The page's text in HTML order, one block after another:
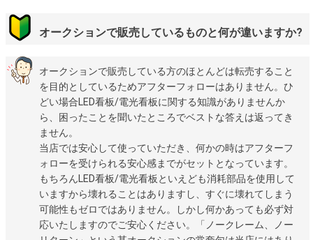
オークションで販売しているものと何が違いますか?
オークションで販売している方のほとんどは転売すること
を目的としているためアフターフォローはありません。ひ
どい場合LED看板/電光看板に関する知識がありませんか
ら、困ったことを聞いたところでベストな答えは返ってき
ません。
当店では安心して使っていただき、何かの時はアフターフ
ォローを受けられる安心感までがセットとなっています。
もちろんLED看板/電光看板といえども消耗部品を使用して
いますから壊れることはありますし、すぐに壊れてしまう
可能性もゼロではありません。しかし何かあっても必ず対
応いたしますのでご安心ください。「ノークレーム、ノー